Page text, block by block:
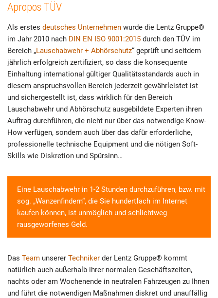
Apropos TÜV
Als erstes deutsches Unternehmen wurde die Lentz Gruppe®
im Jahr 2010 nach DIN EN ISO 9001:2015 durch den TÜV im
Bereich „Lauschabwehr + Abhörschutz“ geprüft und seitdem
jährlich erfolgreich zertifiziert, so dass die konsequente
Einhaltung international gültiger Qualitätsstandards auch in
diesem anspruchsvollen Bereich jederzeit gewährleistet ist
und sichergestellt ist, dass wirklich für den Bereich
Lauschabwehr und Abhörschutz ausgebildete Experten ihren
Auftrag durchführen, die nicht nur über das notwendige Know-
How verfügen, sondern auch über das dafür erforderliche,
professionelle technische Equipment und die nötigen Soft-
Skills wie Diskretion und Spürsinn…
Eine Lauschabwehr in 1-2 Stunden durchzuführen, bzw. mit
sog. „Wanzenfindern“, die Sie hundertfach im Internet
kaufen können, ist unmöglich und schlichtweg
rausgeworfenes Geld.
Das Team unserer Techniker der Lentz Gruppe® kommt
natürlich auch außerhalb ihrer normalen Geschäftszeiten,
nachts oder am Wochenende in neutralen Fahrzeugen zu Ihnen
und führt die notwendigen Maßnahmen diskret und unauffällig